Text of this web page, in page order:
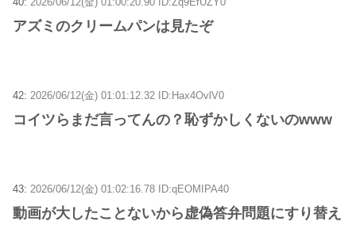
アズミのクリームパンは見たぞ
42: 2026/06/12(金) 01:01:12.32 ID:Hax4OvlV0
コイツらまだ言ってんの？恥ずかしくないのwww
43: 2026/06/12(金) 01:02:16.78 ID:qEOMIPA40
動画が大したことないから虚偽答弁問題にすり替え